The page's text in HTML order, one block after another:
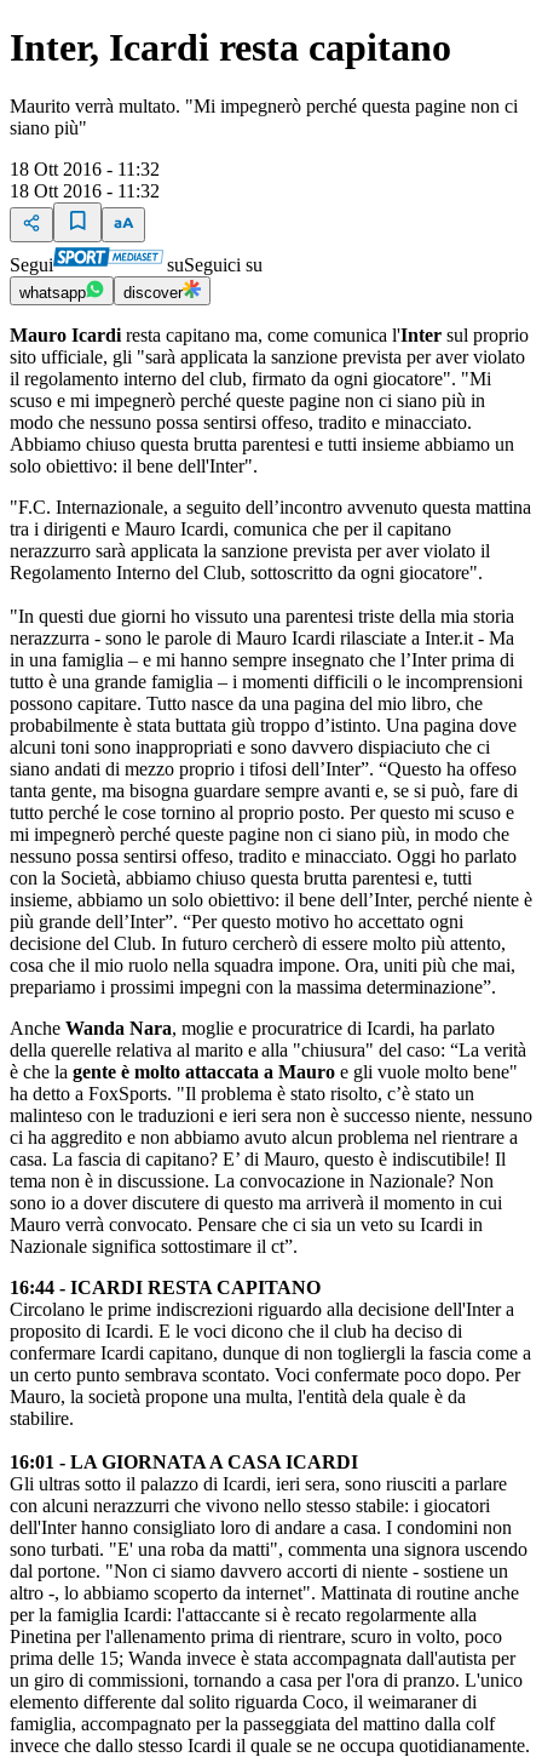
Inter, Icardi resta capitano
Maurito verrà multato. "Mi impegnerò perché questa pagine non ci
siano più"
18 Ott 2016 - 11:32
18 Ott 2016 - 11:32
Segui suSeguici su
whatsapp discover
Mauro Icardi resta capitano ma, come comunica l'Inter sul proprio
sito ufficiale, gli "sarà applicata la sanzione prevista per aver violato
il regolamento interno del club, firmato da ogni giocatore". "Mi
scuso e mi impegnerò perché queste pagine non ci siano più in
modo che nessuno possa sentirsi offeso, tradito e minacciato.
Abbiamo chiuso questa brutta parentesi e tutti insieme abbiamo un
solo obiettivo: il bene dell'Inter".
"F.C. Internazionale, a seguito dell’incontro avvenuto questa mattina
tra i dirigenti e Mauro Icardi, comunica che per il capitano
nerazzurro sarà applicata la sanzione prevista per aver violato il
Regolamento Interno del Club, sottoscritto da ogni giocatore".
"In questi due giorni ho vissuto una parentesi triste della mia storia
nerazzurra - sono le parole di Mauro Icardi rilasciate a Inter.it - Ma
in una famiglia – e mi hanno sempre insegnato che l’Inter prima di
tutto è una grande famiglia – i momenti difficili o le incomprensioni
possono capitare. Tutto nasce da una pagina del mio libro, che
probabilmente è stata buttata giù troppo d’istinto. Una pagina dove
alcuni toni sono inappropriati e sono davvero dispiaciuto che ci
siano andati di mezzo proprio i tifosi dell’Inter”. “Questo ha offeso
tanta gente, ma bisogna guardare sempre avanti e, se si può, fare di
tutto perché le cose tornino al proprio posto. Per questo mi scuso e
mi impegnerò perché queste pagine non ci siano più, in modo che
nessuno possa sentirsi offeso, tradito e minacciato. Oggi ho parlato
con la Società, abbiamo chiuso questa brutta parentesi e, tutti
insieme, abbiamo un solo obiettivo: il bene dell’Inter, perché niente è
più grande dell’Inter”. “Per questo motivo ho accettato ogni
decisione del Club. In futuro cercherò di essere molto più attento,
cosa che il mio ruolo nella squadra impone. Ora, uniti più che mai,
prepariamo i prossimi impegni con la massima determinazione”.
Anche Wanda Nara, moglie e procuratrice di Icardi, ha parlato
della querelle relativa al marito e alla "chiusura" del caso: “La verità
è che la gente è molto attaccata a Mauro e gli vuole molto bene"
ha detto a FoxSports. "Il problema è stato risolto, c’è stato un
malinteso con le traduzioni e ieri sera non è successo niente, nessuno
ci ha aggredito e non abbiamo avuto alcun problema nel rientrare a
casa. La fascia di capitano? E’ di Mauro, questo è indiscutibile! Il
tema non è in discussione. La convocazione in Nazionale? Non
sono io a dover discutere di questo ma arriverà il momento in cui
Mauro verrà convocato. Pensare che ci sia un veto su Icardi in
Nazionale significa sottostimare il ct”.
16:44 - ICARDI RESTA CAPITANO
Circolano le prime indiscrezioni riguardo alla decisione dell'Inter a
proposito di Icardi. E le voci dicono che il club ha deciso di
confermare Icardi capitano, dunque di non togliergli la fascia come a
un certo punto sembrava scontato. Voci confermate poco dopo. Per
Mauro, la società propone una multa, l'entità dela quale è da
stabilire.
16:01 - LA GIORNATA A CASA ICARDI
Gli ultras sotto il palazzo di Icardi, ieri sera, sono riusciti a parlare
con alcuni nerazzurri che vivono nello stesso stabile: i giocatori
dell'Inter hanno consigliato loro di andare a casa. I condomini non
sono turbati. "E' una roba da matti", commenta una signora uscendo
dal portone. "Non ci siamo davvero accorti di niente - sostiene un
altro -, lo abbiamo scoperto da internet". Mattinata di routine anche
per la famiglia Icardi: l'attaccante si è recato regolarmente alla
Pinetina per l'allenamento prima di rientrare, scuro in volto, poco
prima delle 15; Wanda invece è stata accompagnata dall'autista per
un giro di commissioni, tornando a casa per l'ora di pranzo. L'unico
elemento differente dal solito riguarda Coco, il weimaraner di
famiglia, accompagnato per la passeggiata del mattino dalla colf
invece che dallo stesso Icardi il quale se ne occupa quotidianamente.